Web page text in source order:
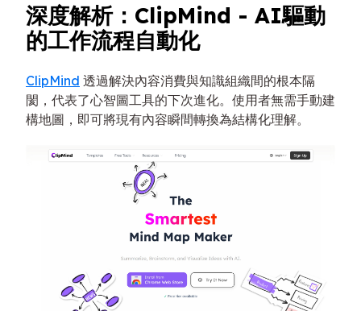
深度解析：ClipMind - AI驅動
的工作流程自動化
ClipMind 透過解決內容消費與知識組織間的根本隔
閡，代表了心智圖工具的下次進化。使用者無需手動建
構地圖，即可將現有內容瞬間轉換為結構化理解。